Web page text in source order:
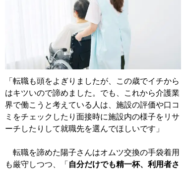
「転職も頭をよぎりましたが、この歳でイチから
はキツいので諦めました。でも、これから介護業
界で働こうと考えている人は、施設の評価や口コ
ミをチェックしたり面接時に施設内の様子をリサ
ーチしたりして就職先を選んでほしいです」
転職を諦めた陽子さんはオムツ交換の手袋着用
も厳守しつつ、「 自分だけでも精一杯、利用者さ